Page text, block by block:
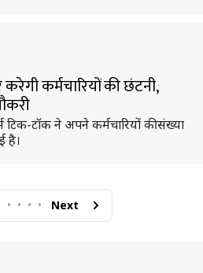
कर्मचारियों की छंटनी,
टिक-टॉक ने अपने कर्मचारियों की संख्या
है।
• • • • Next